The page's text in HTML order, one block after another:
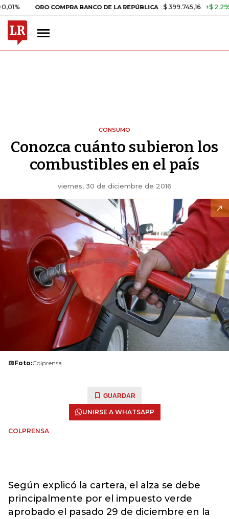
ORO COMPRA BANCO DE LA REPÚBLICA $ 399.745,16 +$ 2.295,71
CONSUMO
Conozca cuánto subieron los
combustibles en el país
viernes, 30 de diciembre de 2016
Foto:Colprensa
GUARDAR
UNIRSE A WHATSAPP
COLPRENSA
Según explicó la cartera, el alza se debe
principalmente por el impuesto verde
aprobado el pasado 29 de diciembre en la